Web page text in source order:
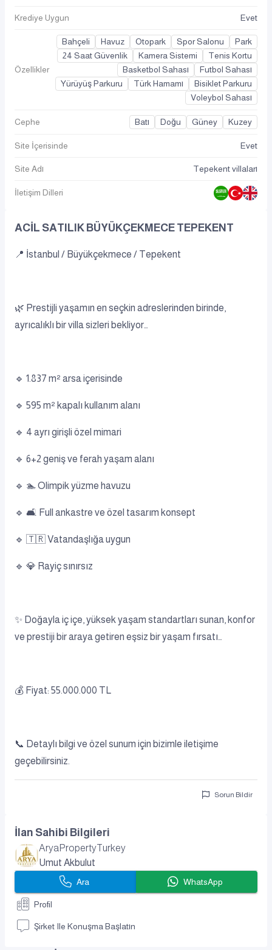
Krediye Uygun Evet
Özellikler
Bahçeli Havuz Otopark Spor Salonu
Park
24 Saat Güvenlik
Kamera Sistemi
Tenis Kortu
Basketbol Sahası
Futbol Sahası
Yürüyüş Parkuru
Türk Hamamı
Bisiklet Parkuru
Voleybol Sahası
Cephe Batı Doğu Güney Kuzey
Site İçerisinde Evet
Site Adı Tepekent villaları
İletişim Dilleri
ACİL SATILIK BÜYÜKÇEKMECE TEPEKENT
📍 İstanbul / Büyükçekmece / Tepekent
🌿 Prestijli yaşamın en seçkin adreslerinden birinde,
ayrıcalıklı bir villa sizleri bekliyor…
🔹 1.837 m² arsa içerisinde
🔹 595 m² kapalı kullanım alanı
🔹 4 ayrı girişli özel mimari
🔹 6+2 geniş ve ferah yaşam alanı
🔹 🏊 Olimpik yüzme havuzu
🔹 🛋️ Full ankastre ve özel tasarım konsept
🔹 🇹🇷 Vatandaşlığa uygun
🔹 💎 Rayiç sınırsız
✨ Doğayla iç içe, yüksek yaşam standartları sunan, konfor
ve prestiji bir araya getiren eşsiz bir yaşam fırsatı…
💰 Fiyat: 55.000.000 TL
📞 Detaylı bilgi ve özel sunum için bizimle iletişime
geçebilirsiniz.
Sorun Bildir
İlan Sahibi Bilgileri
AryaPropertyTurkey
Umut Akbulut
Ara WhatsApp
Profil
Şirket Ile Konuşma Başlatın